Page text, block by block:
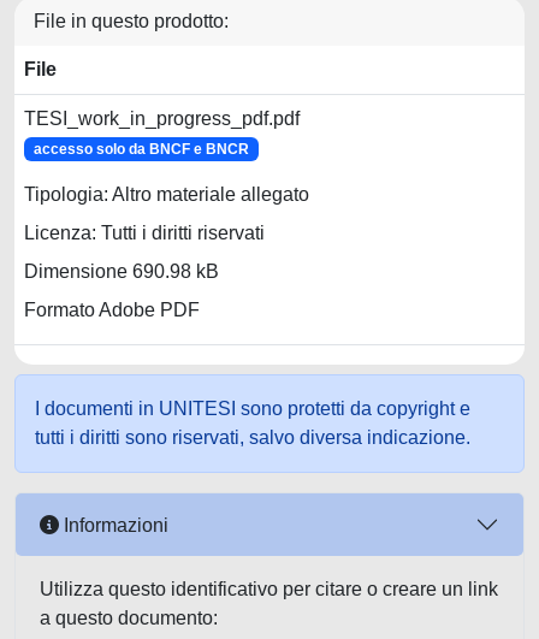
File in questo prodotto:
File
TESI_work_in_progress_pdf.pdf
accesso solo da BNCF e BNCR
Tipologia: Altro materiale allegato
Licenza: Tutti i diritti riservati
Dimensione 690.98 kB
Formato Adobe PDF
I documenti in UNITESI sono protetti da copyright e
tutti i diritti sono riservati, salvo diversa indicazione.
Informazioni
Utilizza questo identificativo per citare o creare un link
a questo documento: